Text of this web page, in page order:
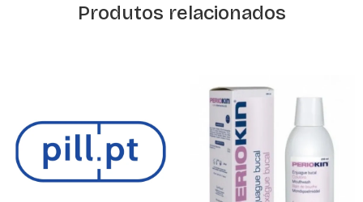
Produtos relacionados